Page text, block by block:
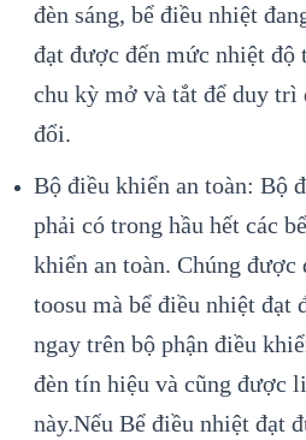
đèn sáng, bể điều nhiệt
đạt được đến mức nhiệt độ
chu kỳ mở và tắt để duy trì
đổi.
Bộ điều khiển an toàn: Bộ
phải có trong hầu hết các
khiển an toàn. Chúng
toosu mà bể điều nhiệt đạt
ngay trên bộ phận điều
đèn tín hiệu và cũng được
này.Nếu Bể điều nhiệt đạt